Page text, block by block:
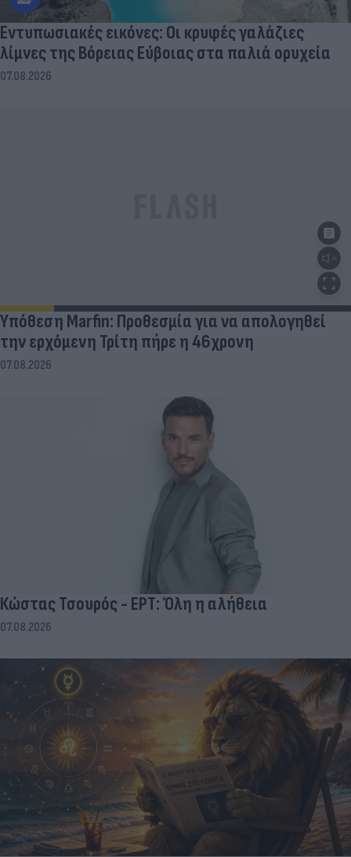
Εντυπωσιακές εικόνες: Οι κρυφές γαλάζιες
λίμνες της Βόρειας Εύβοιας στα παλιά ορυχεία
07.08.2026
Υπόθεση Marfin: Προθεσμία για να απολογηθεί
την ερχόμενη Τρίτη πήρε η 46χρονη
07.08.2026
Κώστας Τσουρός - ΕΡΤ: Όλη η αλήθεια
07.08.2026